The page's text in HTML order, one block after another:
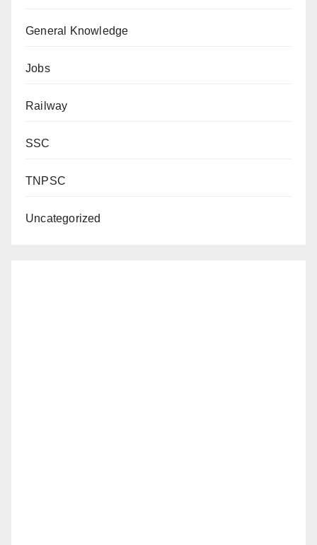
General Knowledge
Jobs
Railway
SSC
TNPSC
Uncategorized